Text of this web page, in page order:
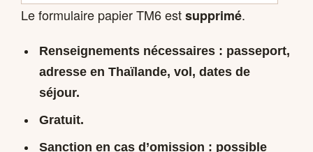
Le formulaire papier TM6 estsupprimé.
Renseignements nécessaires : passeport,
adresse en Thaïlande, vol, dates de
séjour.
Gratuit.
Sanction en cas d’omission : possible